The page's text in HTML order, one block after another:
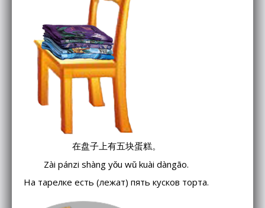
在盘子上有五块蛋糕。
Zài pánzi shàng yǒu wǔ kuài dàngāo.
На тарелке есть (лежат) пять кусков торта.